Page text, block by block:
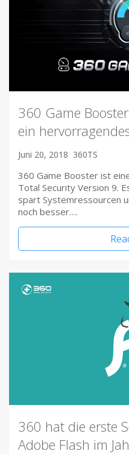
360 Game
ein
Juni 20, 2018 360TS
360 Game Booster ist
Total Security Version 9.
spart Systemressourcen
noch besser….
360 hat die erste
Adobe Flash im